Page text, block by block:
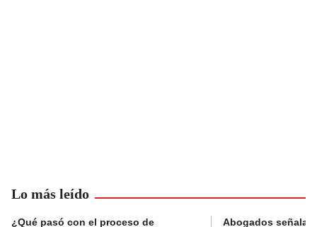
Lo más leído
¿Qué pasó con el proceso de
Abogados